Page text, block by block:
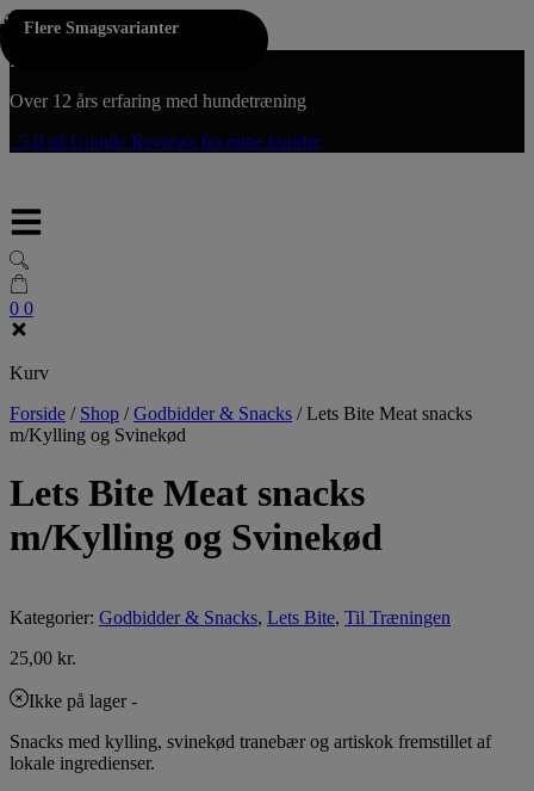
Hop til indholdet
Fri fragt på køb over 300,-
Over 12 års erfaring med hundetræning
5,0 på Google Reviews fra mine kunder
0 0
Kurv
Forside / Shop /Godbidder & Snacks /Lets Bite Meat snacks
m/Kylling og Svinekød
Lets Bite Meat snacks
m/Kylling og Svinekød
Kategorier: Godbidder & Snacks, Lets Bite, Til Træningen
25,00 kr.
Ikke på lager -
Snacks med kylling, svinekød tranebær og artiskok fremstillet af
lokale ingredienser.
Køb 2 for kr. 195,-
Flere Smagsvarianter
Køb 2 for kr. 195,-